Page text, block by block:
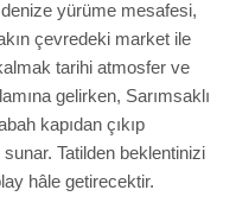
yürüme mesafesi,
çevredeki market ile
tarihi atmosfer ve
gelirken, Sarımsaklı
kapıdan çıkıp
Tatilden beklentinizi
hâle getirecektir.